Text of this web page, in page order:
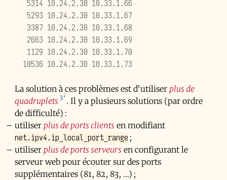
   5314 10.24.2.30 10.33.1.66
   5293 10.24.2.30 10.33.1.67
   3387 10.24.2.30 10.33.1.68
   2663 10.24.2.30 10.33.1.69
   1129 10.24.2.30 10.33.1.70
  10536 10.24.2.30 10.33.1.73
La solution à ces problèmes est d’utiliser plus de
quadruplets3 . Il y a plusieurs solutions (par ordre
de difficulté) :
utiliser plus de ports clientsen modifiant
net.ipv4.ip_local_port_range ;
utiliser plus de ports serveursen configurant le
serveur web pour écouter sur des ports
supplémentaires (81, 82, 83, …) ;